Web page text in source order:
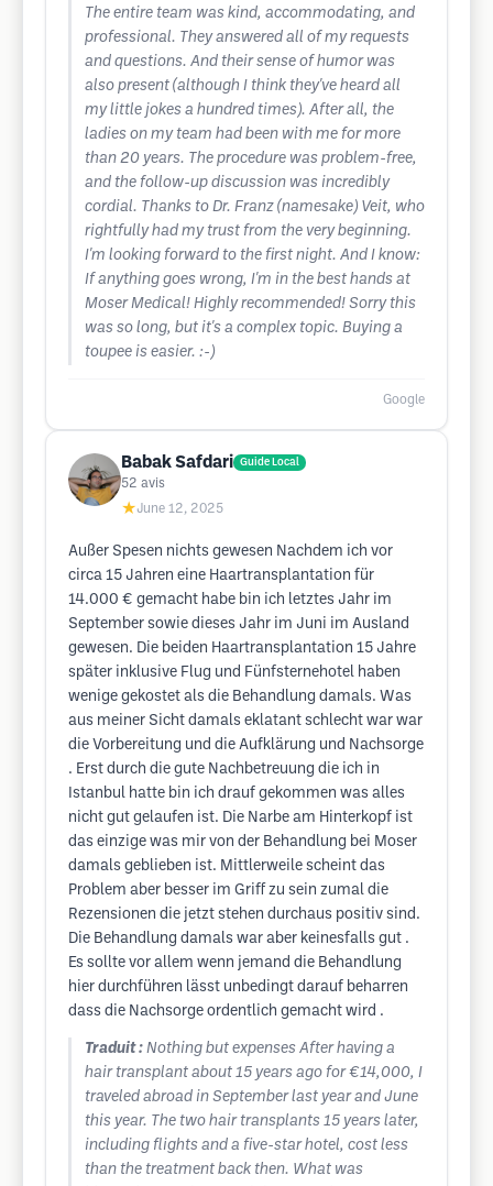
The entire team was kind, accommodating, and
professional. They answered all of my requests
and questions. And their sense of humor was
also present (although I think they've heard all
my little jokes a hundred times). After all, the
ladies on my team had been with me for more
than 20 years. The procedure was problem-free,
and the follow-up discussion was incredibly
cordial. Thanks to Dr. Franz (namesake) Veit, who
rightfully had my trust from the very beginning.
I'm looking forward to the first night. And I know:
If anything goes wrong, I'm in the best hands at
Moser Medical! Highly recommended! Sorry this
was so long, but it's a complex topic. Buying a
toupee is easier. :-)
Google
Babak Safdari Guide Local
52 avis
★June 12, 2025
Außer Spesen nichts gewesen Nachdem ich vor
circa 15 Jahren eine Haartransplantation für
14.000 € gemacht habe bin ich letztes Jahr im
September sowie dieses Jahr im Juni im Ausland
gewesen. Die beiden Haartransplantation 15 Jahre
später inklusive Flug und Fünfsternehotel haben
wenige gekostet als die Behandlung damals. Was
aus meiner Sicht damals eklatant schlecht war war
die Vorbereitung und die Aufklärung und Nachsorge
. Erst durch die gute Nachbetreuung die ich in
Istanbul hatte bin ich drauf gekommen was alles
nicht gut gelaufen ist. Die Narbe am Hinterkopf ist
das einzige was mir von der Behandlung bei Moser
damals geblieben ist. Mittlerweile scheint das
Problem aber besser im Griff zu sein zumal die
Rezensionen die jetzt stehen durchaus positiv sind.
Die Behandlung damals war aber keinesfalls gut .
Es sollte vor allem wenn jemand die Behandlung
hier durchführen lässt unbedingt darauf beharren
dass die Nachsorge ordentlich gemacht wird .
Traduit : Nothing but expenses After having a
hair transplant about 15 years ago for €14,000, I
traveled abroad in September last year and June
this year. The two hair transplants 15 years later,
including flights and a five-star hotel, cost less
than the treatment back then. What was